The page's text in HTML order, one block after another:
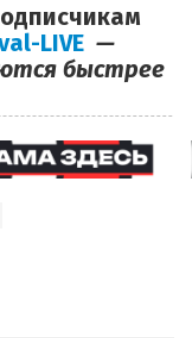
LIVE —
быстрее